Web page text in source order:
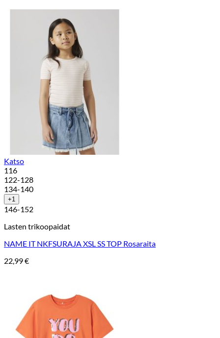
Katso
116
122-128
134-140
+1
146-152
Lasten trikoopaidat
NAME IT NKFSURAJA XSL SS TOP Rosaraita
22,99€